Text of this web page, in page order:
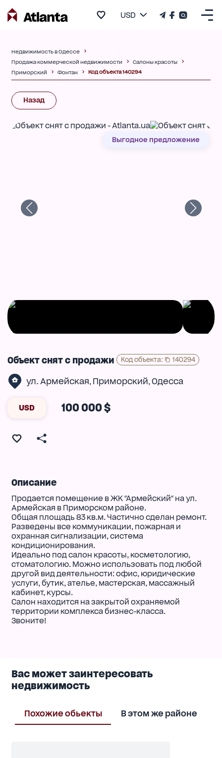
USD
Недвижимость в Одессе
Продажа коммерческой недвижимости
Салоны красоты
Приморский
Фонтан Код объекта 140294
Назад
Выгодное предложение
Объект снят с продажи Код объекта: 140294
ул. Армейская, Приморский, Одесса
USD 100 000 $
Описание
Продается помещение в ЖК "Армейский" на ул.
Армейская в Приморском районе.
Общая площадь 83 кв.м. Частично сделан ремонт.
Разведены все коммуникации, пожарная и
охранная сигнализации, система
кондиционирования.
Идеально под салон красоты, косметологию,
стоматологию. Можно использовать под любой
другой вид деятельности: офис, юридические
услуги, бутик, ателье, мастерская, массажный
кабинет, курсы.
Салон находится на закрытой охраняемой
территории комплекса бизнес-класса.
Звоните!
Вас может заинтересовать
недвижимость
Похожие обьекты В этом же районе